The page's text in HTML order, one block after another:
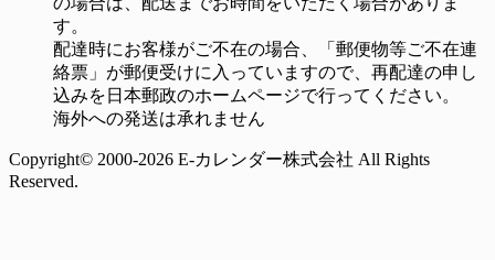
す。
配達時にお客様がご不在の場合、「郵便物等ご不在連
絡票」が郵便受けに入っていますので、再配達の申し
込みを日本郵政のホームページで行ってください。
海外への発送は承れません
Copyright© 2000-2026 E-カレンダー株式会社 All Rights
Reserved.